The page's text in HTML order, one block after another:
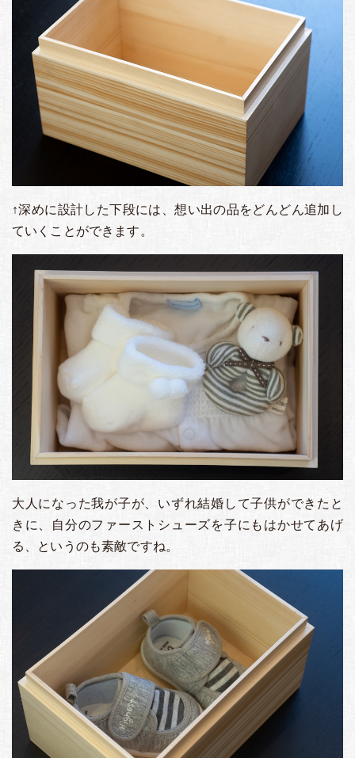
↑深めに設計した下段には、想い出の品をどんどん追加し
ていくことができます。
大人になった我が子が、いずれ結婚して子供ができたと
きに、自分のファーストシューズを子にもはかせてあげ
る、というのも素敵ですね。